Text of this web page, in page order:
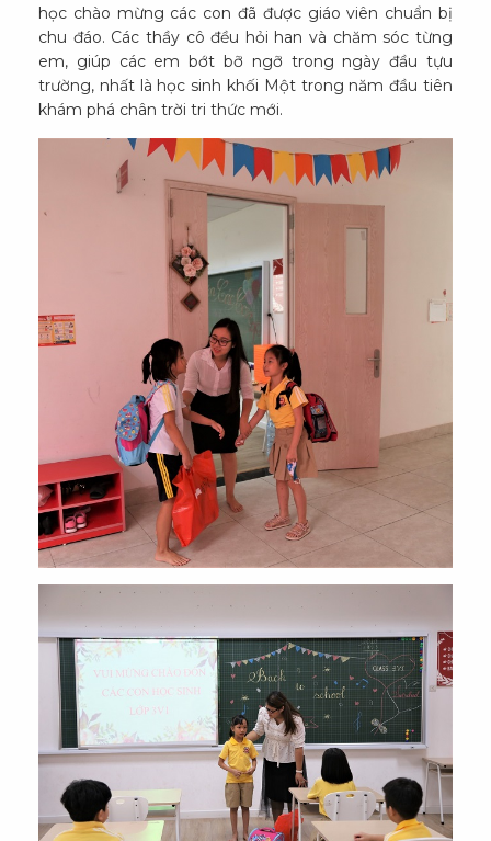
học chào mừng các con đã được giáo viên chuẩn bị
chu đáo. Các thầy cô đều hỏi han và chăm sóc từng
em, giúp các em bớt bỡ ngỡ trong ngày đầu tựu
trường, nhất là học sinh khối Một trong năm đầu tiên
khám phá chân trời tri thức mới.